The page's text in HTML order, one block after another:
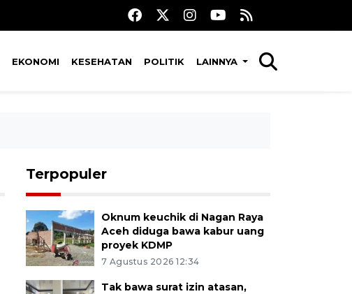
EKONOMI KESEHATAN POLITIK LAINNYA
Terpopuler
Oknum keuchik di Nagan Raya
Aceh diduga bawa kabur uang
proyek KDMP
7 Agustus 2026 12:34
Tak bawa surat izin atasan,